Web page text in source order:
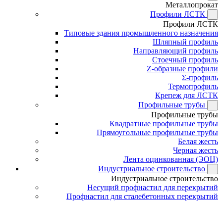
Металлопрокат
Профили ЛСТК
Профили ЛСТК
Типовые здания промышленного назначения
Шляпный профиль
Направляющий профиль
Стоечный профиль
Z-образные профили
Σ-профиль
Термопрофиль
Крепеж для ЛСТК
Профильные трубы
Профильные трубы
Квадратные профильные трубы
Прямоугольные профильные трубы
Белая жесть
Черная жесть
Лента оцинкованная (ЭОЦ)
Индустриальное строительство
Индустриальное строительство
Несущий профнастил для перекрытий
Профнастил для сталебетонных перекрытий